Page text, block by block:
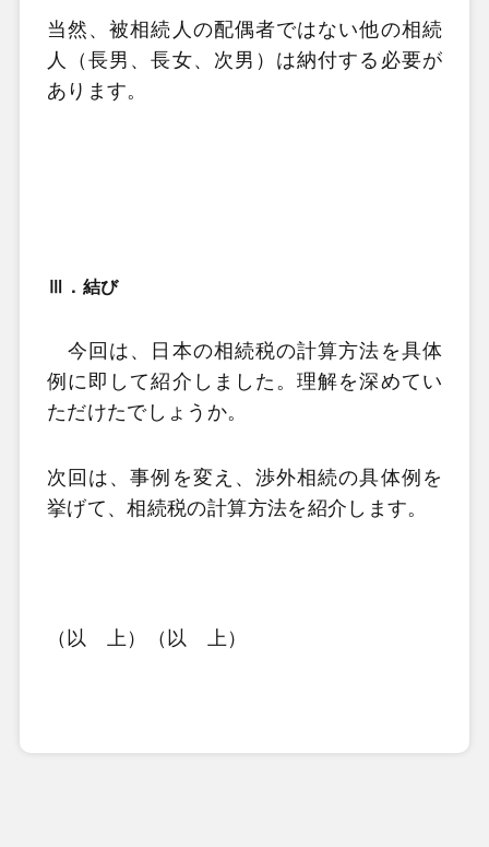
当然、被相続人の配偶者ではない他の相続
人（長男、長女、次男）は納付する必要が
あります。
Ⅲ．結び
今回は、日本の相続税の計算方法を具体
例に即して紹介しました。理解を深めてい
ただけたでしょうか。
次回は、事例を変え、渉外相続の具体例を
挙げて、相続税の計算方法を紹介します。
（以 上） （以 上）